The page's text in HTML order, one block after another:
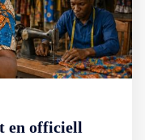
en officiell